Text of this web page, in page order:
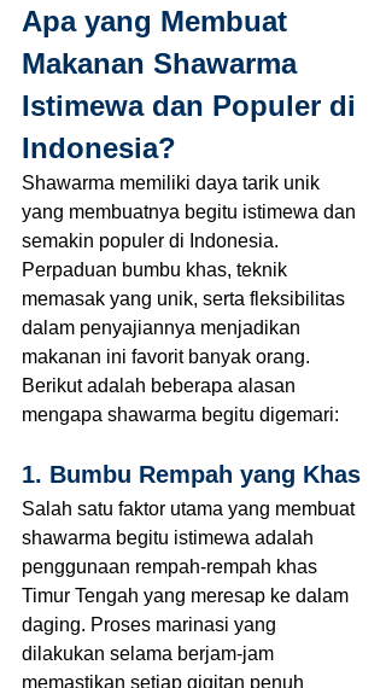
Apa yang Membuat
Makanan Shawarma
Istimewa dan Populer di
Indonesia?
Shawarma memiliki daya tarik unik
yang membuatnya begitu istimewa dan
semakin populer di Indonesia.
Perpaduan bumbu khas, teknik
memasak yang unik, serta fleksibilitas
dalam penyajiannya menjadikan
makanan ini favorit banyak orang.
Berikut adalah beberapa alasan
mengapa shawarma begitu digemari:
1. Bumbu Rempah yang Khas
Salah satu faktor utama yang membuat
shawarma begitu istimewa adalah
penggunaan rempah-rempah khas
Timur Tengah yang meresap ke dalam
daging. Proses marinasi yang
dilakukan selama berjam-jam
memastikan setiap gigitan penuh